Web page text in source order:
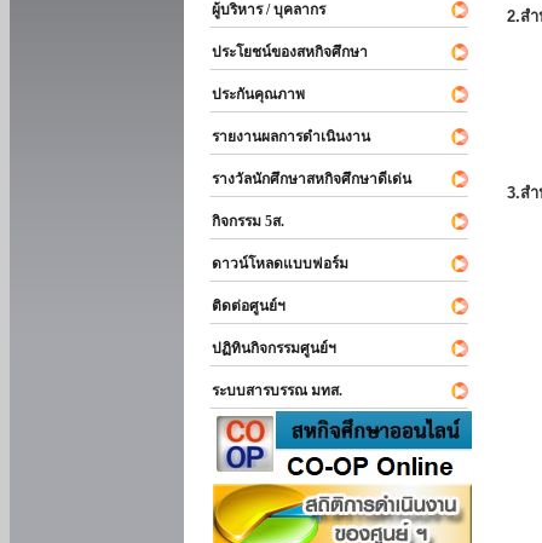
ผู้บริหาร / บุคลากร
ประโยชน์ของสหกิจศึกษา
ประกันคุณภาพ
รายงานผลการดำเนินงาน
รางวัลนักศึกษาสหกิจศึกษาดีเด่น
กิจกรรม 5ส.
ดาวน์โหลดแบบฟอร์ม
ติดต่อศูนย์ฯ
ปฏิทินกิจกรรมศูนย์ฯ
ระบบสารบรรณ มทส.
2.ส
3.ส